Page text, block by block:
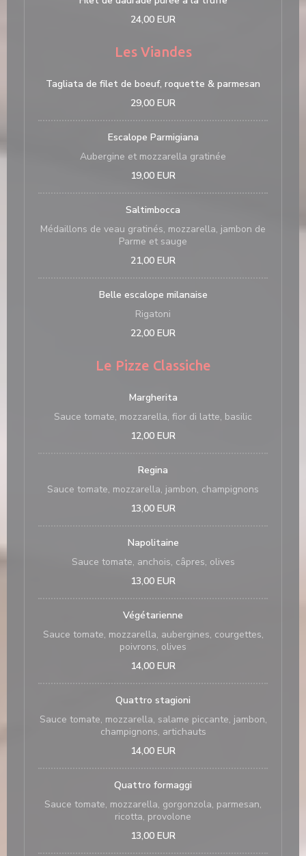
24,00 EUR
Les Viandes
Tagliata de filet de boeuf, roquette & parmesan
29,00 EUR
Escalope Parmigiana
Aubergine et mozzarella gratinée
19,00 EUR
Saltimbocca
Médaillons de veau gratinés, mozzarella, jambon de
Parme et sauge
21,00 EUR
Belle escalope milanaise
Rigatoni
22,00 EUR
Le Pizze Classiche
Margherita
Sauce tomate, mozzarella, fior di latte, basilic
12,00 EUR
Regina
Sauce tomate, mozzarella, jambon, champignons
13,00 EUR
Napolitaine
Sauce tomate, anchois, câpres, olives
13,00 EUR
Végétarienne
Sauce tomate, mozzarella, aubergines, courgettes,
poivrons, olives
14,00 EUR
Quattro stagioni
Sauce tomate, mozzarella, salame piccante, jambon,
champignons, artichauts
14,00 EUR
Quattro formaggi
Sauce tomate, mozzarella, gorgonzola, parmesan,
ricotta, provolone
13,00 EUR